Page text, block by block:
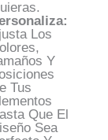
Los
Y
Tus
Que El
Sea